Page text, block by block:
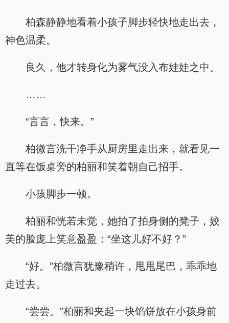
柏森静静地看着小孩子脚步轻快地走出去，
神色温柔。
良久，他才转身化为雾气没入布娃娃之中。
……
“言言，快来。”
柏微言洗干净手从厨房里走出来，就看见一
直等在饭桌旁的柏丽和笑着朝自己招手。
小孩脚步一顿。
柏丽和恍若未觉，她拍了拍身侧的凳子，姣
美的脸庞上笑意盈盈：“坐这儿好不好？”
“好。”柏微言犹豫稍许，甩甩尾巴，乖乖地
走过去。
“尝尝。”柏丽和夹起一块馅饼放在小孩身前